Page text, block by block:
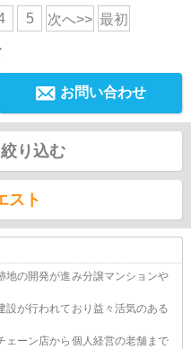
5 次へ>> 最初
お問い合わせ
り込む
スト
の開発が進み分譲マンションや
設が行われており益々活気のある
ェーン店から個人経営の老舗まで